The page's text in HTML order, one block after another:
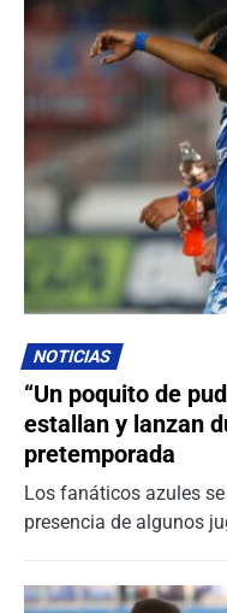
NOTICIAS
“Un poquito de
estallan y lanzan
pretemporada
Los fanáticos azules
presencia de algunos